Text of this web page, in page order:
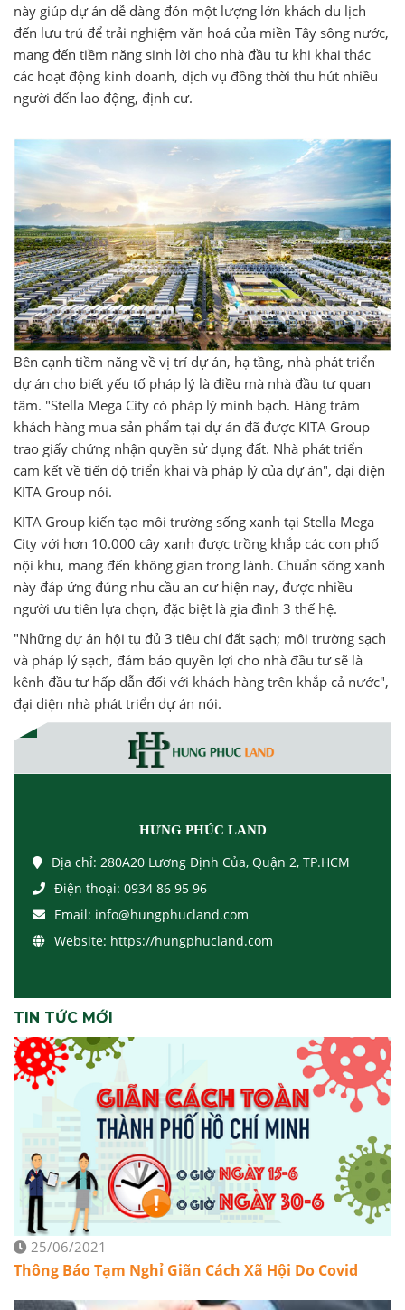
này giúp dự án dễ dàng đón một lượng lớn khách du lịch
đến lưu trú để trải nghiệm văn hoá của miền Tây sông nước,
mang đến tiềm năng sinh lời cho nhà đầu tư khi khai thác
các hoạt động kinh doanh, dịch vụ đồng thời thu hút nhiều
người đến lao động, định cư.
Bên cạnh tiềm năng về vị trí dự án, hạ tầng, nhà phát triển
dự án cho biết yếu tố pháp lý là điều mà nhà đầu tư quan
tâm. "Stella Mega City có pháp lý minh bạch. Hàng trăm
khách hàng mua sản phẩm tại dự án đã được KITA Group
trao giấy chứng nhận quyền sử dụng đất. Nhà phát triển
cam kết về tiến độ triển khai và pháp lý của dự án", đại diện
KITA Group nói.
KITA Group kiến tạo môi trường sống xanh tại Stella Mega
City với hơn 10.000 cây xanh được trồng khắp các con phố
nội khu, mang đến không gian trong lành. Chuẩn sống xanh
này đáp ứng đúng nhu cầu an cư hiện nay, được nhiều
người ưu tiên lựa chọn, đặc biệt là gia đình 3 thế hệ.
"Những dự án hội tụ đủ 3 tiêu chí đất sạch; môi trường sạch
và pháp lý sạch, đảm bảo quyền lợi cho nhà đầu tư sẽ là
kênh đầu tư hấp dẫn đối với khách hàng trên khắp cả nước",
đại diện nhà phát triển dự án nói.
HƯNG PHÚC LAND
Địa chỉ: 280A20 Lương Định Của, Quận 2, TP.HCM
Điện thoại: 0934 86 95 96
Email: info@hungphucland.com
Website: https://hungphucland.com
TIN TỨC MỚI
25/06/2021
Thông Báo Tạm Nghỉ Giãn Cách Xã Hội Do Covid